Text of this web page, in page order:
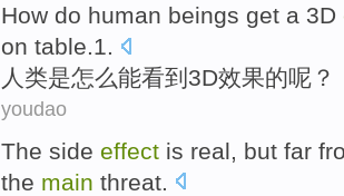
How do human beings get a 3D
on table.1.
人类是怎么能看到 3D效果的呢？
youdao
The side effect is real, but far
the main threat